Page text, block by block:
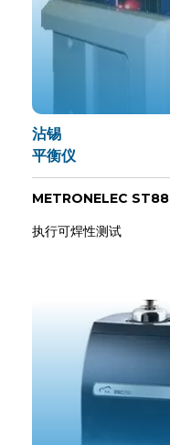
沾锡
平衡仪
METRONELEC ST88
执行可焊性测试